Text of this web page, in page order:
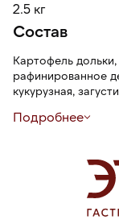
2.5 кг
Состав
Картофель
рафинированное
кукурузная,
чеснок), пряности
краситель
Подробнее